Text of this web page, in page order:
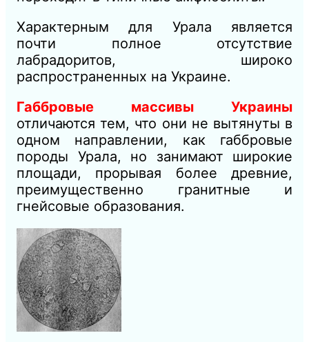
Характерным для Урала является
почти полное отсутствие
лабрадоритов, широко
распространенных на Украине.
Габбровые массивы Украины
отличаются тем, что они не вытянуты в
одном направлении, как габбровые
породы Урала, но занимают широкие
площади, прорывая более древние,
преимущественно гранитные и
гнейсовые образования.